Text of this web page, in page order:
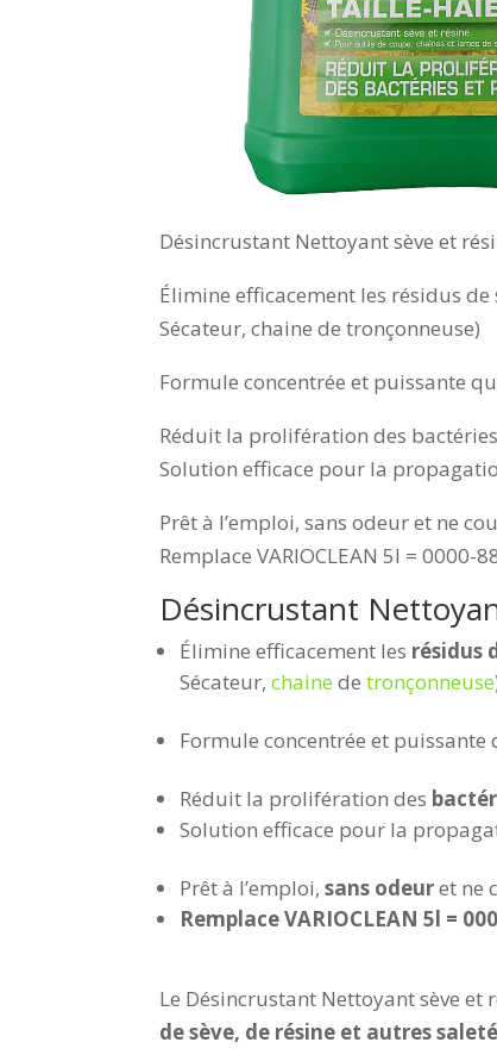
Désincrustant Nettoyant sève et
Élimine efficacement les résidus
Sécateur, chaine de tronçonneuse)
Formule concentrée et puissante
Réduit la prolifération des
Solution efficace pour la
Prêt à l’emploi, sans odeur et ne
Remplace VARIOCLEAN 5l = 0000-
Désincrustant
Élimine efficacement les résidus
Sécateur,chainedetronçonneuse
Formule concentrée et
Réduit la prolifération des
Solution efficace pour la
Prêt à l’emploi,sans odeuret ne
Remplace VARIOCLEAN 5l =
Le Désincrustant Nettoyant sève et
de sève, de résine et autres